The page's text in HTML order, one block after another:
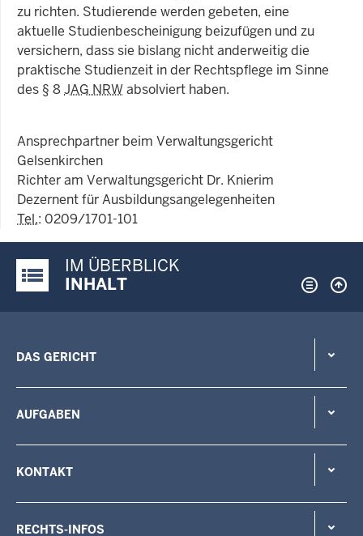
zu richten. Studierende werden gebeten, eine
aktuelle Studienbescheinigung beizufügen und zu
versichern, dass sie bislang nicht anderweitig die
praktische Studienzeit in der Rechtspflege im Sinne
des § 8JAG NRWabsolviert haben.
Ansprechpartner beim Verwaltungsgericht
Gelsenkirchen
Richter am Verwaltungsgericht Dr. Knierim
Dezernent für Ausbildungsangelegenheiten
Tel.: 0209/1701-101
Justiz-Portal im Überblick:
IM ÜBERBLICK
INHALT
DAS GERICHT
AUFGABEN
KONTAKT
RECHTS-INFOS